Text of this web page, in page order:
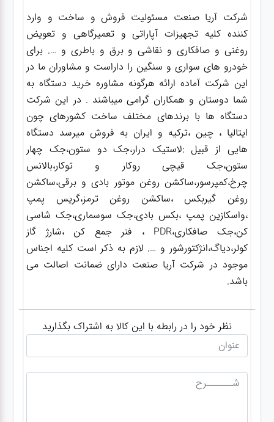
شرکت آریا صنعت مسئولیت فروش و ساخت و وارد
کننده کلیه تجهیزات آپاراتی و تعمیرگاهی و تعویض
روغنی و صافکاری و نقاشی و برق و باطری و …. برای
خودرو های سواری و سنگین را داراست و مشاوران ما در
این شرکت آماده ارائه هرگونه مشاوره خرید دستگاه به
شما دوستان و همکاران گرامی میباشند . در این شرکت
دستگاه ها با برندهای مختلف ساخت کشورهای چون
ایتالیا ، چین ،ترکیه و ایران به فروش میرسد دستگاه
هایی از قبیل :لاستیک درار،جک دو ستون،جک چهار
ستون،جک قیچی روکار و توکار،بالانس
چرخ،کمپرسور،ساکشن روغن موتور بادی و برقی،ساکشن
روغن گیربکس ،ساکشن روغن ترمز،گریس پمپ
،واسکازین پمپ ،بکس بادی،جک سوسماری،جک شاسی
کن،جک صافکاری،PDR ، فنر جمع کن ،شارژ گاز
کولر،دیاگ،انژکتورشور و …. لازم به ذکر است کلیه اجناس
موجود در شرکت آریا صنعت دارای ضمانت اصالت می
باشد.
نظر خود را در رابطه با این کالا به اشتراک بگذارید